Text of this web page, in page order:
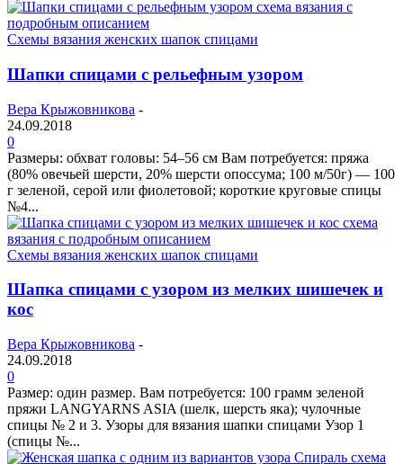
Схемы вязания женских шапок спицами
Шапки спицами с рельефным узором
Вера Крыжовникова -
24.09.2018
0
Размеры: обхват головы: 54–56 см Вам потребуется: пряжа
(80% овечьей шерсти, 20% шерсти опоссума; 100 м/50г) — 100
г зеленой, серой или фиолетовой; короткие круговые спицы
№4...
Схемы вязания женских шапок спицами
Шапка спицами с узором из мелких шишечек и
кос
Вера Крыжовникова -
24.09.2018
0
Размер: один размер. Вам потребуется: 100 грамм зеленой
пряжи LANGYARNS ASIA (шелк, шерсть яка); чулочные
спицы № 2 и 3. Узоры для вязания шапки спицами Узор 1
(спицы №...